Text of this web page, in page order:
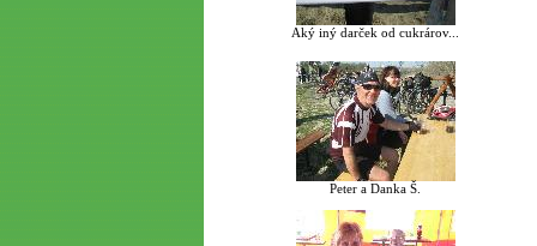
Aký iný darček od cukrárov...
Peter a Danka Š.